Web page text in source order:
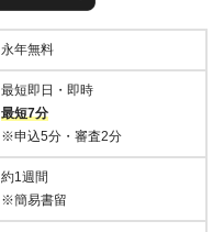
永年無料
最短即日・即時
最短7分
※申込5分・審査2分
約1週間
※簡易書留